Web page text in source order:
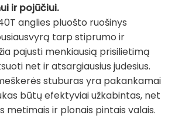
ir pojūčiui.
anglies pluošto ruošinys
tarp stiprumo ir
pajusti menkiausią prisilietimą
net ir atsargiausius judesius.
stuburas yra pakankamai
būtų efektyviai užkabintas, net
metimais ir plonais pintais valais.